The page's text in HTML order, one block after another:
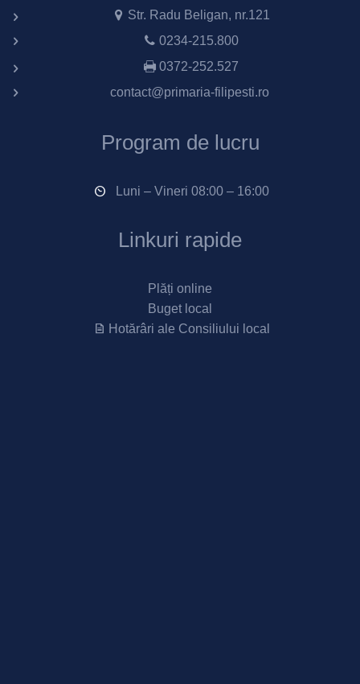
Str. Radu Beligan, nr.121
0234-215.800
0372-252.527
contact@primaria-filipesti.ro
Program de lucru
Luni – Vineri 08:00 – 16:00
Linkuri rapide
Plăți online
Buget local
Hotărâri ale Consiliului local